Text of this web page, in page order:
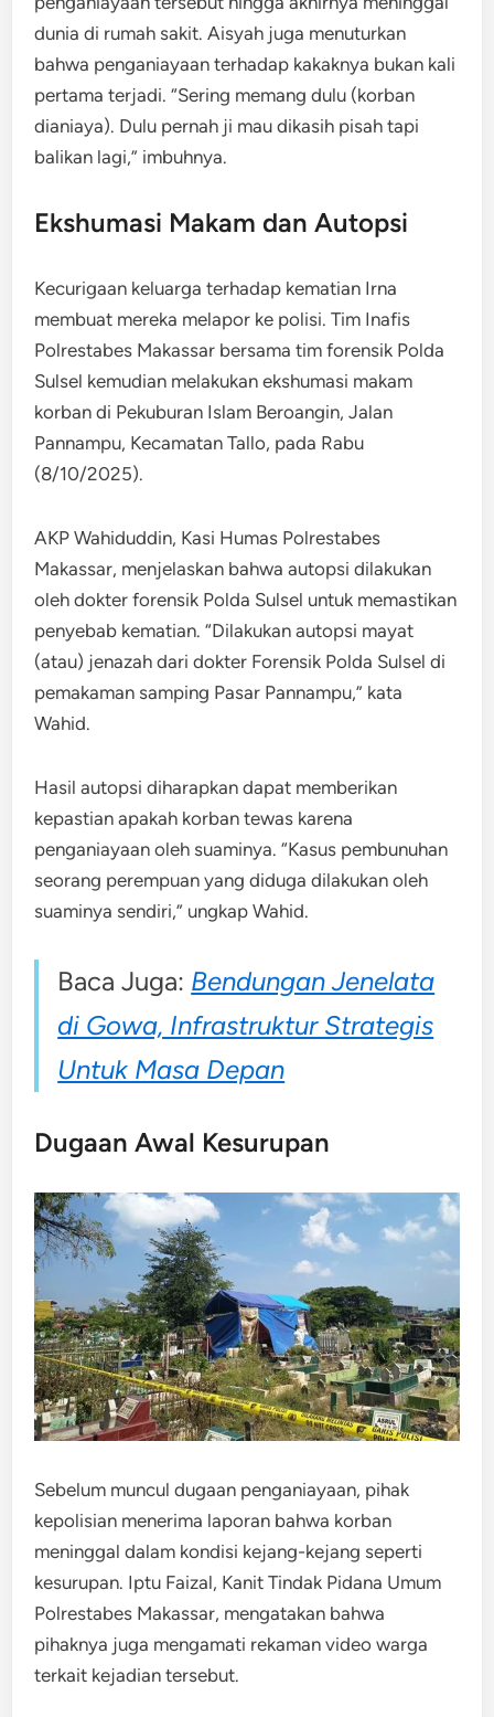
dunia di rumah sakit. Aisyah juga menuturkan
bahwa penganiayaan terhadap kakaknya bukan kali
pertama terjadi. “Sering memang dulu (korban
dianiaya). Dulu pernah ji mau dikasih pisah tapi
balikan lagi,” imbuhnya.
Ekshumasi Makam dan Autopsi
Kecurigaan keluarga terhadap kematian Irna
membuat mereka melapor ke polisi. Tim Inafis
Polrestabes Makassar bersama tim forensik Polda
Sulsel kemudian melakukan ekshumasi makam
korban di Pekuburan Islam Beroangin, Jalan
Pannampu, Kecamatan Tallo, pada Rabu
(8/10/2025).
AKP Wahiduddin, Kasi Humas Polrestabes
Makassar, menjelaskan bahwa autopsi dilakukan
oleh dokter forensik Polda Sulsel untuk memastikan
penyebab kematian. “Dilakukan autopsi mayat
(atau) jenazah dari dokter Forensik Polda Sulsel di
pemakaman samping Pasar Pannampu,” kata
Wahid.
Hasil autopsi diharapkan dapat memberikan
kepastian apakah korban tewas karena
penganiayaan oleh suaminya. “Kasus pembunuhan
seorang perempuan yang diduga dilakukan oleh
suaminya sendiri,” ungkap Wahid.
Baca Juga: Bendungan Jenelata
di Gowa, Infrastruktur Strategis
Untuk Masa Depan
Dugaan Awal Kesurupan
Sebelum muncul dugaan penganiayaan, pihak
kepolisian menerima laporan bahwa korban
meninggal dalam kondisi kejang-kejang seperti
kesurupan. Iptu Faizal, Kanit Tindak Pidana Umum
Polrestabes Makassar, mengatakan bahwa
pihaknya juga mengamati rekaman video warga
terkait kejadian tersebut.